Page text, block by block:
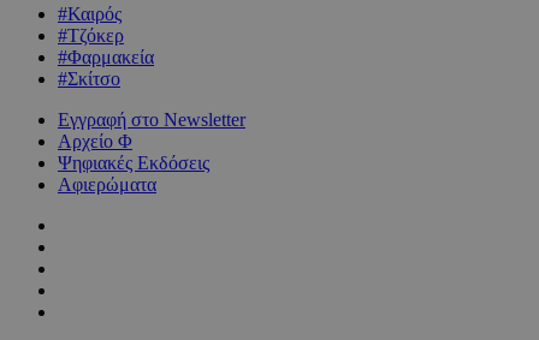
#Καιρός
#Τζόκερ
#Φαρμακεία
#Σκίτσο
Εγγραφή στο Newsletter
Αρχείο Φ
Ψηφιακές Εκδόσεις
Αφιερώματα